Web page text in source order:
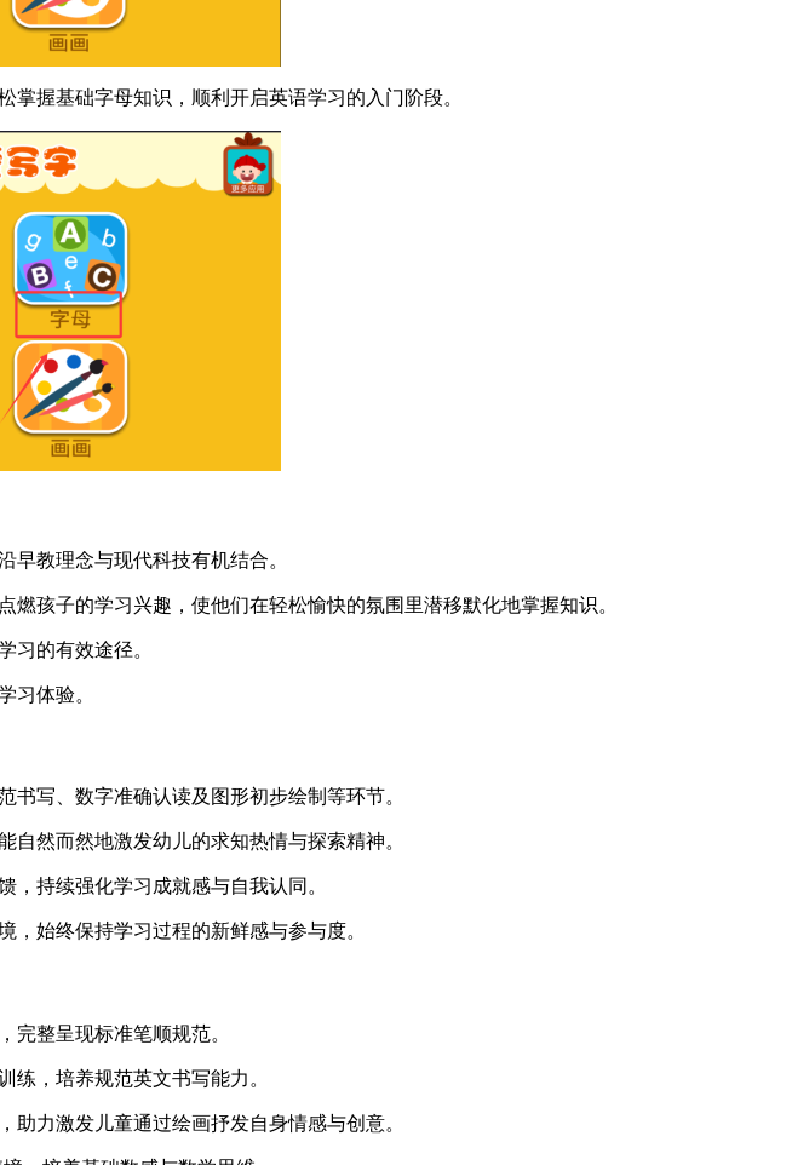
握基础字母知识，顺利开启英语学习的入门阶段。
早教理念与现代科技有机结合。
孩子的学习兴趣，使他们在轻松愉快的氛围里潜移默化地掌握知识。
习的有效途径。
习体验。
写、数字准确认读及图形初步绘制等环节。
然而然地激发幼儿的求知热情与探索精神。
持续强化学习成就感与自我认同。
始终保持学习过程的新鲜感与参与度。
完整呈现标准笔顺规范。
练，培养规范英文书写能力。
力激发儿童通过绘画抒发自身情感与创意。